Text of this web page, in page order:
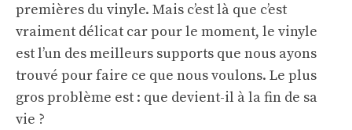
premières du vinyle. Mais c’est là que c’est
vraiment délicat car pour le moment, le vinyle
est l’un des meilleurs supports que nous ayons
trouvé pour faire ce que nous voulons. Le plus
gros problème est : que devient-il à la fin de sa
vie ?